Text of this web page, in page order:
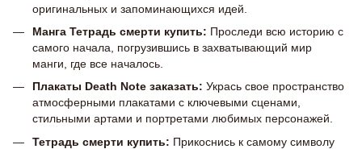
оригинальных и запоминающихся идей.
Манга Тетрадь смерти купить: Проследи всю историю с
самого начала, погрузившись в захватывающий мир
манги, где все началось.
Плакаты Death Note заказать: Укрась свое пространство
атмосферными плакатами с ключевыми сценами,
стильными артами и портретами любимых персонажей.
Тетрадь смерти купить: Прикоснись к самому символу